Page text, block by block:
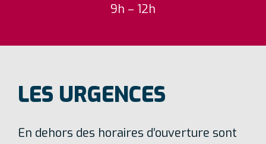
9h – 12h
LES URGENCES
En dehors des horaires d’ouverture sont